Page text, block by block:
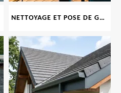
NETTOYAGE ET POSE DE GOUTTIÈRE 69